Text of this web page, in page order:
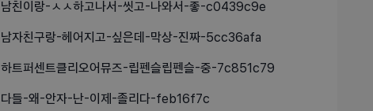
남친이랑-ㅅㅅ하고나서-씻고-나와서-좋-c0439c9e
남자친구랑-헤어지고-싶은데-막상-진짜-5cc36afa
하트퍼센트클리오어뮤즈-립펜슬립펜슬-중-7c851c79
다들-왜-안자-난-이제-졸리다-feb16f7c